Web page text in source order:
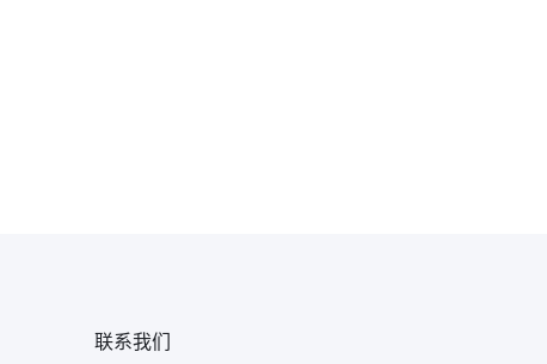
联系我们